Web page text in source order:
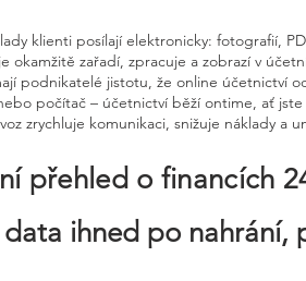
klienti posílají elektronicky: fotografií,
okamžitě zařadí, zpracuje a zobrazí v
podnikatelé jistotu, že online účetnictví
počítač – účetnictví běží ontime, ať
zrychluje komunikaci, snižuje náklady a
přehled o financích
ihned po nahrání,